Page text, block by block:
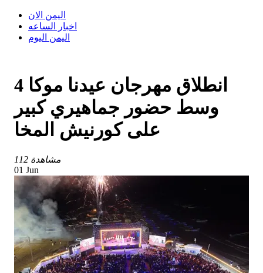
اليمن الان
اخبار الساعه
اليمن اليوم
انطلاق مهرجان عيدنا موكا 4
وسط حضور جماهيري كبير
على كورنيش المخا
112 مشاهدة
01 Jun